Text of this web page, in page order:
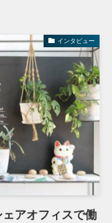
インタビュー
アオフィスで働